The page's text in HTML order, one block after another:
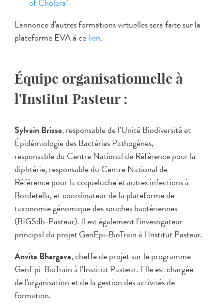
of Cholera"
L'annonce d'autres formations virtuelles sera faite sur la
plateforme EVA à celien.
Équipe organisationnelle à
l'Institut Pasteur :
Sylvain Brisse, responsable de l'Unité Biodiversité et
Épidémiologie des Bactéries Pathogènes,
responsable du Centre National de Référence pour la
diphtérie, responsable du Centre National de
Référence pour la coqueluche et autres infections à
Bordetella, et coordinateur de la plateforme de
taxonomie génomique des souches bactériennes
(BIGSdb-Pasteur). Il est également l'investigateur
principal du projet GenEpi-BioTrain à l'Institut Pasteur.
Anvita Bhargava, cheffe de projet sur le programme
GenEpi-BioTrain à l'Institut Pasteur. Elle est chargée
de l'organisation et de la gestion des activités de
formation.